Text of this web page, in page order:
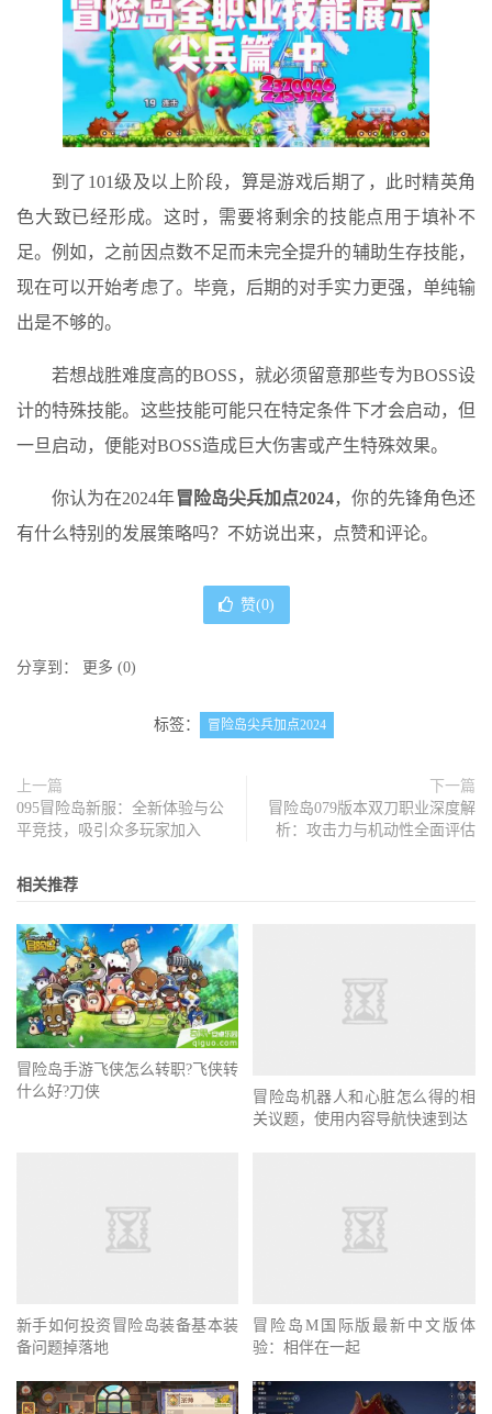
到了101级及以上阶段，算是游戏后期了，此时精英角
色大致已经形成。这时，需要将剩余的技能点用于填补不
足。例如，之前因点数不足而未完全提升的辅助生存技能，
现在可以开始考虑了。毕竟，后期的对手实力更强，单纯输
出是不够的。
若想战胜难度高的BOSS，就必须留意那些专为BOSS设
计的特殊技能。这些技能可能只在特定条件下才会启动，但
一旦启动，便能对BOSS造成巨大伤害或产生特殊效果。
你认为在2024年冒险岛尖兵加点2024，你的先锋角色还
有什么特别的发展策略吗？不妨说出来，点赞和评论。
赞(0)
分享到： 更多 (0)
标签： 冒险岛尖兵加点2024
上一篇
095冒险岛新服：全新体验与公
平竞技，吸引众多玩家加入
下一篇
冒险岛079版本双刀职业深度解
析：攻击力与机动性全面评估
相关推荐
冒险岛手游飞侠怎么转职?飞侠转
什么好?刀侠
冒险岛机器人和心脏怎么得的相
关议题，使用内容导航快速到达
备问题掉落地